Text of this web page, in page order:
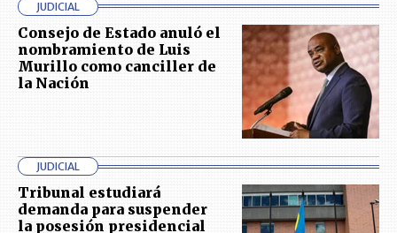
JUDICIAL
Consejo de Estado anuló el
nombramiento de Luis
Murillo como canciller de
la Nación
JUDICIAL
Tribunal estudiará
demanda para suspender
la posesión presidencial